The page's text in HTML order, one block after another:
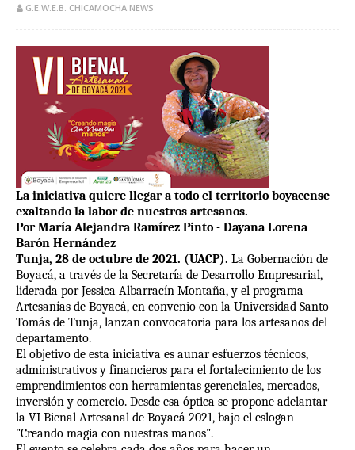
G.E.W.E.B. CHICAMOCHA NEWS
La iniciativa quiere llegar a todo el territorio boyacense
exaltando la labor de nuestros artesanos.
Por María Alejandra Ramírez Pinto - Dayana Lorena
Barón Hernández
Tunja, 28 de octubre de 2021. (UACP). La Gobernación de
Boyacá, a través de la Secretaría de Desarrollo Empresarial,
liderada por Jessica Albarracín Montaña, y el programa
Artesanías de Boyacá, en convenio con la Universidad Santo
Tomás de Tunja, lanzan convocatoria para los artesanos del
departamento.
El objetivo de esta iniciativa es aunar esfuerzos técnicos,
administrativos y financieros para el fortalecimiento de los
emprendimientos con herramientas gerenciales, mercados,
inversión y comercio. Desde esa óptica se propone adelantar
la VI Bienal Artesanal de Boyacá 2021, bajo el eslogan
"Creando magia con nuestras manos".